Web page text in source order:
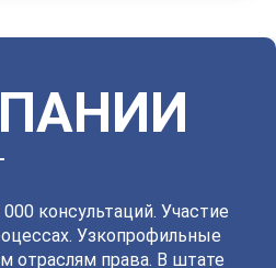
Октябрьский
Петроградский
Пушкинский
Сестрорецкий
консультаций. Участие
Узкопрофильные
отраслям права. В штате